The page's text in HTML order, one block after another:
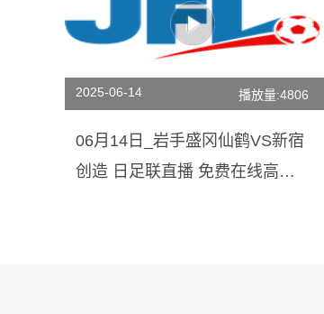
2025-06-14 播放量:4806
06月14日_岩手盛冈仙鹤VS新宿
创造 日足联直播 免费在线高清